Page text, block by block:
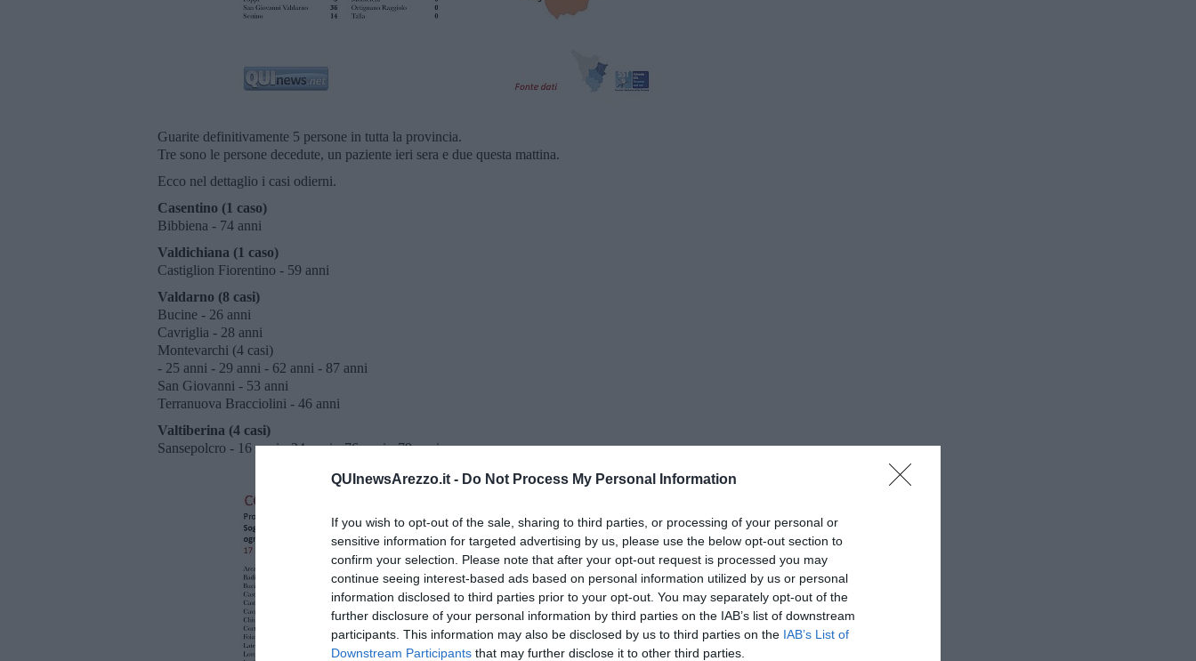
QUInewsArezzo.it - Do Not Process My Personal Information
If you wish to opt-out of the sale, sharing to third parties, or processing of your personal or
sensitive information for targeted advertising by us, please use the below opt-out section to
confirm your selection. Please note that after your opt-out request is processed you may
continue seeing interest-based ads based on personal information utilized by us or personal
information disclosed to third parties prior to your opt-out. You may separately opt-out of the
further disclosure of your personal information by third parties on the IAB’s list of downstream
participants. This information may also be disclosed by us to third parties on the IAB’s List of
Downstream Participants that may further disclose it to other third parties.
Guarite definitivamente 5 persone in tutta la provincia.
Tre sono le persone decedute, un paziente ieri sera e due questa mattina.
Ecco nel dettaglio i casi odierni.
Casentino (1 caso)
Bibbiena - 74 anni
Valdichiana (1 caso)
Castiglion Fiorentino - 59 anni
Valdarno (8 casi)
Bucine - 26 anni
Cavriglia - 28 anni
Montevarchi (4 casi)
- 25 anni - 29 anni - 62 anni - 87 anni
San Giovanni - 53 anni
Terranuova Bracciolini - 46 anni
Valtiberina (4 casi)
Sansepolcro - 16 anni - 24 anni - 76 anni - 79 anni